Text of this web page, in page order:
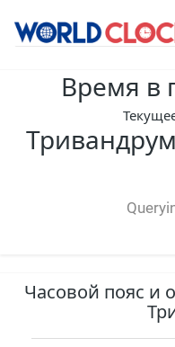
Время в
Тривандрум
Часовой пояс и